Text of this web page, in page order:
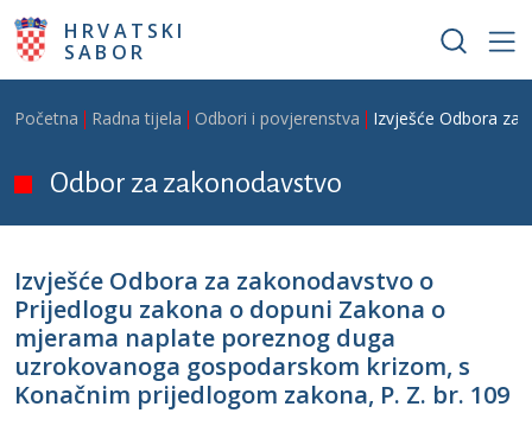
Skoči na glavni sadržaj
HRVATSKI
SABOR
Breadcrumb
Početna Radna tijela Odbori i povjerenstva Izvješće Odbora za
Odbor za zakonodavstvo
Izvješće Odbora za zakonodavstvo o
Prijedlogu zakona o dopuni Zakona o
mjerama naplate poreznog duga
uzrokovanoga gospodarskom krizom, s
Konačnim prijedlogom zakona, P. Z. br. 109